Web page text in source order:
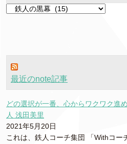
最近のnote記事
どの選択が一番、心からワクワク進
人 浅田美里
2021年5月20日
これは、鉄人コーチ集団 「Withコー